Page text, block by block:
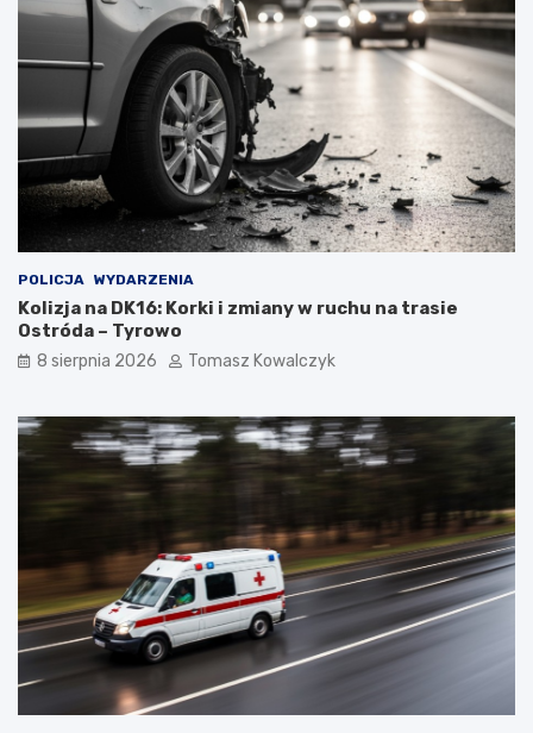
POLICJA WYDARZENIA
Kolizja na DK16: Korki i zmiany w ruchu na trasie
Ostróda – Tyrowo
8 sierpnia 2026 Tomasz Kowalczyk